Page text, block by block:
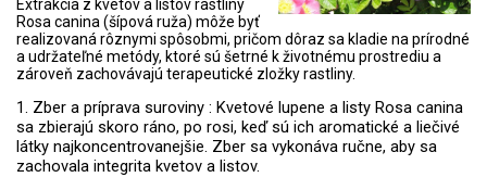
Extrakcia z kvetov a listov rastliny
Rosa canina (šípová ruža) môže byť
realizovaná rôznymi spôsobmi, pričom dôraz sa kladie na prírodné
a udržateľné metódy, ktoré sú šetrné k životnému prostrediu a
zároveň zachovávajú terapeutické zložky rastliny.
1. Zber a príprava suroviny : Kvetové lupene a listy Rosa canina
sa zbierajú skoro ráno, po rosi, keď sú ich aromatické a liečivé
látky najkoncentrovanejšie. Zber sa vykonáva ručne, aby sa
zachovala integrita kvetov a listov.